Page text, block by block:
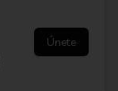
Únete